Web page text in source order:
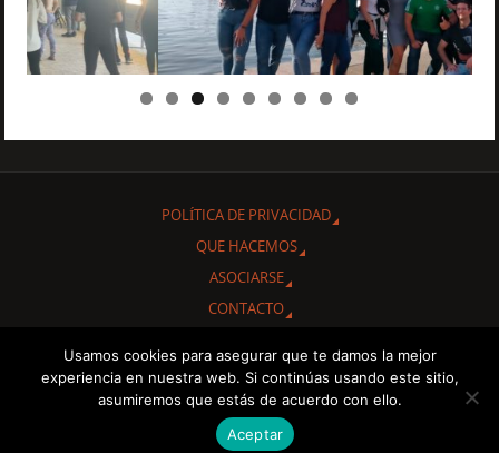
POLÍTICA DE PRIVACIDAD
QUE HACEMOS
ASOCIARSE
CONTACTO
Gracias por interesarte en conocer nuestra Asociación Cultural
"Amigos de Cuba de Albacete.
FUNCIONA CONPARABOLA &
Usamos cookies para asegurar que te damos la mejor
experiencia en nuestra web. Si continúas usando este sitio,
asumiremos que estás de acuerdo con ello.
Aceptar